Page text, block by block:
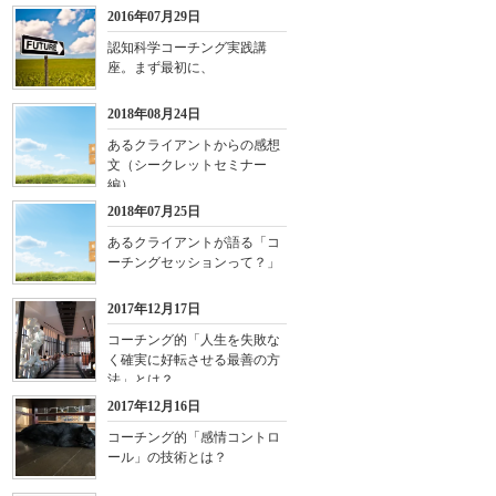
2016年07月29日
認知科学コーチング実践講
座。まず最初に、
2018年08月24日
あるクライアントからの感想
文（シークレットセミナー
編）
2018年07月25日
あるクライアントが語る「コ
ーチングセッションって？」
2017年12月17日
コーチング的「人生を失敗な
く確実に好転させる最善の方
法」とは？
2017年12月16日
コーチング的「感情コントロ
ール」の技術とは？